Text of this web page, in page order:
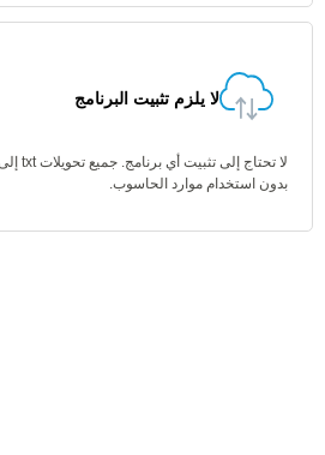
لا يلزم تثبيت البرنامج
بدون استخدام موارد الحاسوب.